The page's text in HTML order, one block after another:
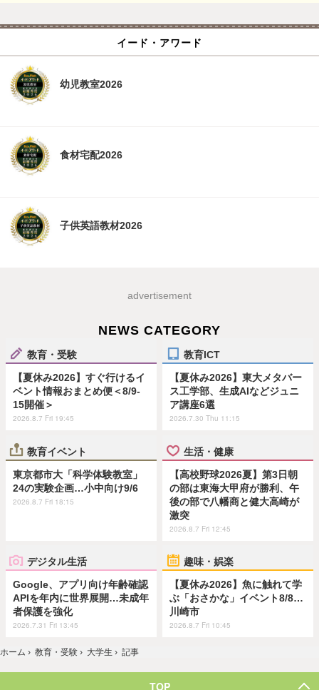
イード・アワード
幼児教室2026
食材宅配2026
子供英語教材2026
advertisement
NEWS CATEGORY
教育・受験
【夏休み2026】すぐ行けるイ
ベント情報おまとめ便＜8/9-
15開催＞
2026.8.7 Fri 19:45
教育ICT
【夏休み2026】東大メタバー
ス工学部、生成AIなどジュニ
ア講座6選
2026.7.30 Thu 11:15
教育イベント
東京都市大「科学体験教室」
24の実験企画…小中向け9/6
2026.8.7 Fri 18:15
生活・健康
【高校野球2026夏】第3日朝
の部は東海大甲府が勝利、午
後の部で八幡商と健大高崎が
激突
2026.8.7 Fri 12:45
デジタル生活
Google、アプリ向け年齢確認
APIを年内に世界展開…未成年
者保護を強化
2026.7.31 Fri 13:45
趣味・娯楽
【夏休み2026】魚に触れて学
ぶ「おさかな」イベント8/8…
川崎市
2026.8.7 Fri 10:45
ホーム › 教育・受験 › 大学生 › 記事
TOP